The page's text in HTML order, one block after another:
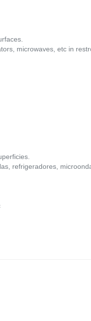
microwaves, etc in
refrigeradores,